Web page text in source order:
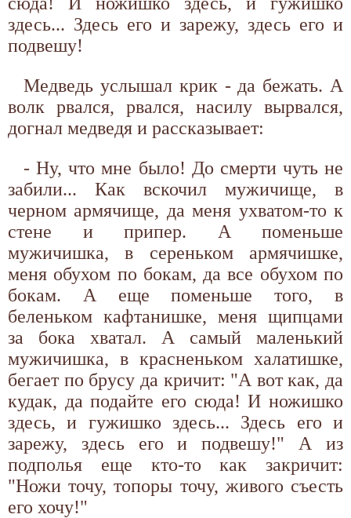
здесь... Здесь его и зарежу, здесь его и
подвешу!
Медведь услышал крик - да бежать. А
волк рвался, рвался, насилу вырвался,
догнал медведя и рассказывает:
- Ну, что мне было! До смерти чуть не
забили... Как вскочил мужичище, в
черном армячище, да меня ухватом-то к
стене и припер. А поменьше
мужичишка, в сереньком армячишке,
меня обухом по бокам, да все обухом по
бокам. А еще поменьше того, в
беленьком кафтанишке, меня щипцами
за бока хватал. А самый маленький
мужичишка, в красненьком халатишке,
бегает по брусу да кричит: "А вот как, да
кудак, да подайте его сюда! И ножишко
здесь, и гужишко здесь... Здесь его и
зарежу, здесь его и подвешу!" А из
подполья еще кто-то как закричит:
"Ножи точу, топоры точу, живого съесть
его хочу!"